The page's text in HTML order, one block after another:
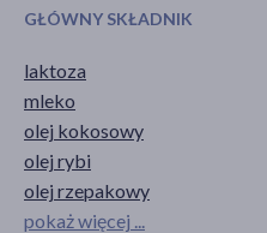
GŁÓWNY SKŁADNIK
laktoza
mleko
olej kokosowy
olej rybi
olej rzepakowy
pokaż więcej ...